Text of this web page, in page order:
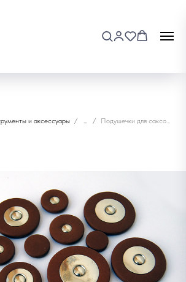
и аксессуары ... Подушечки для саксофона сопрано Fleet FLT-SSP